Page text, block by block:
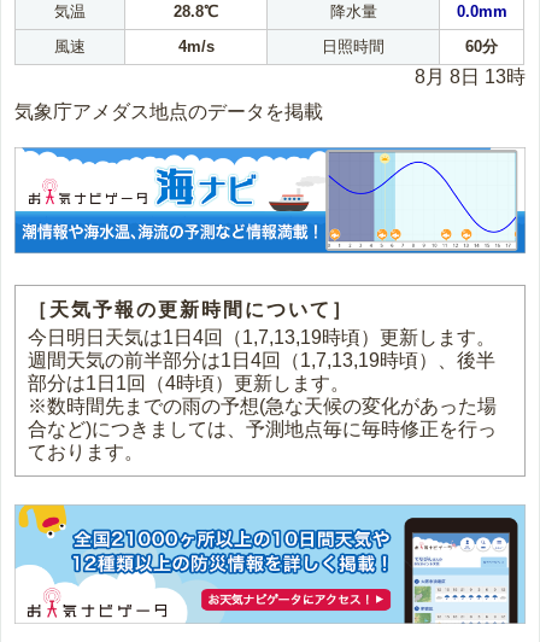
気温 28.8℃ 降水量
0.0mm
風速
4m/s 日照時間 60分
8月 8日 13時
気象庁アメダス地点のデータを掲載
［天気予報の更新時間について］
今日明日天気は1日4回（1,7,13,19時頃）更新します。
週間天気の前半部分は1日4回（1,7,13,19時頃）、後半
部分は1日1回（4時頃）更新します。
※数時間先までの雨の予想(急な天候の変化があった場
合など)につきましては、予測地点毎に毎時修正を行っ
ております。